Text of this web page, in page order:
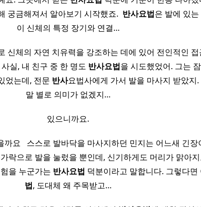
궁금해져서 알아보기 시작했죠. 반사요법은 발에 있
이 신체의 특정 장기와 연결…
신체의 자연 치유력을 강조하는 데에 있어 전인적인
실, 내 친구 중 한 명도 반사요법을 시도했었어. 그는
었는데, 전문 반사요법사에게 가서 발을 마사지 받았지.
말 별로 의미가 없겠지…
있으니까요.
까요 ​ ​ 스스로 발바닥을 마사지하던 민지는 어느새 긴장
락으로 발을 눌렀을 뿐인데, 신기하게도 머리가 맑아
을 누군가는 반사요법 덕분이라고 말합니다. 그렇다면
법, 도대체 왜 주목받고…